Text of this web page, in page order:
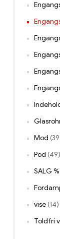
Mod
Pod (49)
SALG %
vise (14)
Toldfri